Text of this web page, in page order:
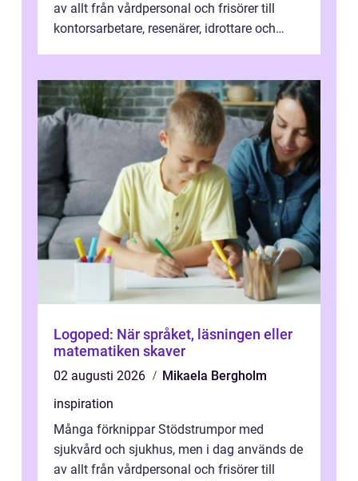
av allt från vårdpersonal och frisörer till
kontorsarbetare, resenärer, idrottare och
Logoped: När språket, läsningen eller
matematiken skaver
02 augusti 2026
Mikaela Bergholm
inspiration
Många förknippar Stödstrumpor med
sjukvård och sjukhus, men i dag används de
av allt från vårdpersonal och frisörer till